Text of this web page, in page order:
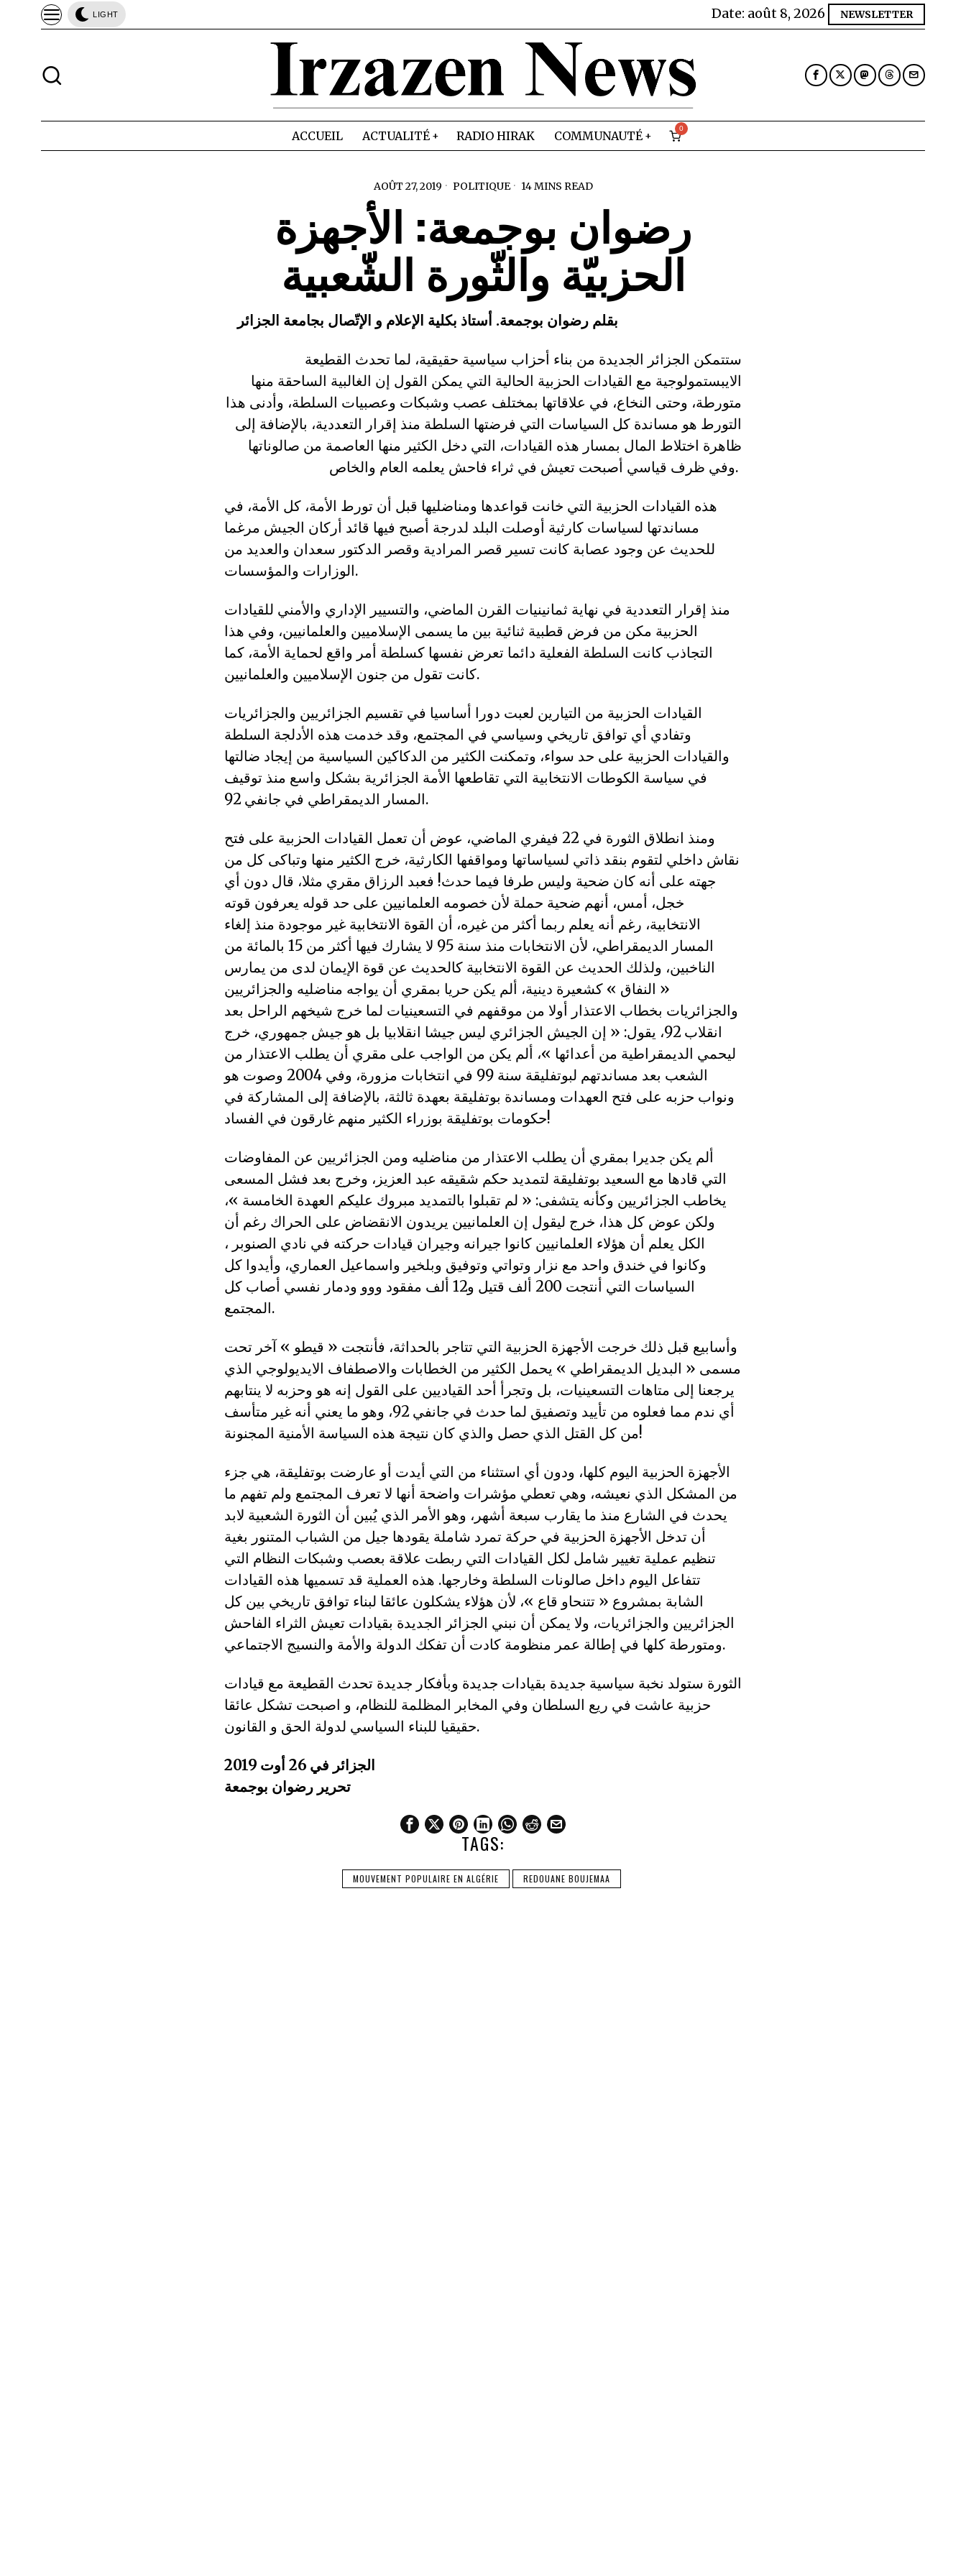
LIGHT Date: août 8, 2026 NEWSLETTER
ACCUEIL ACTUALITÉ RADIO HIRAK COMMUNAUTÉ
0
AOÛT 27, 2019 POLITIQUE 14 MINS READ
رضوان بوجمعة: الأجهزة
الحزبيّة والثّورة الشّعبية
بقلم رضوان بوجمعة. أستاذ بكلية الإعلام و الإتّصال بجامعة الجزائر
ستتمكن الجزائر الجديدة من بناء أحزاب سياسية حقيقية، لما تحدث القطيعة
الايبستمولوجية مع القيادات الحزبية الحالية التي يمكن القول إن الغالبية الساحقة منها
متورطة، وحتى النخاع، في علاقاتها بمختلف عصب وشبكات وعصبيات السلطة، وأدنى هذا
التورط هو مساندة كل السياسات التي فرضتها السلطة منذ إقرار التعددية، بالإضافة إلى
ظاهرة اختلاط المال بمسار هذه القيادات، التي دخل الكثير منها العاصمة من صالوناتها
وفي ظرف قياسي أصبحت تعيش في ثراء فاحش يعلمه العام والخاص.
هذه القيادات الحزبية التي خانت قواعدها ومناضليها قبل أن تورط الأمة، كل الأمة، في
مساندتها لسياسات كارثية أوصلت البلد لدرجة أصبح فيها قائد أركان الجيش مرغما
للحديث عن وجود عصابة كانت تسير قصر المرادية وقصر الدكتور سعدان والعديد من
الوزارات والمؤسسات.
منذ إقرار التعددية في نهاية ثمانينيات القرن الماضي، والتسيير الإداري والأمني للقيادات
الحزبية مكن من فرض قطبية ثنائية بين ما يسمى الإسلاميين والعلمانيين، وفي هذا
التجاذب كانت السلطة الفعلية دائما تعرض نفسها كسلطة أمر واقع لحماية الأمة، كما
كانت تقول من جنون الإسلاميين والعلمانيين.
القيادات الحزبية من التيارين لعبت دورا أساسيا في تقسيم الجزائريين والجزائريات
وتفادي أي توافق تاريخي وسياسي في المجتمع، وقد خدمت هذه الأدلجة السلطة
والقيادات الحزبية على حد سواء، وتمكنت الكثير من الدكاكين السياسية من إيجاد ضالتها
في سياسة الكوطات الانتخابية التي تقاطعها الأمة الجزائرية بشكل واسع منذ توقيف
المسار الديمقراطي في جانفي 92.
ومنذ انطلاق الثورة في 22 فيفري الماضي، عوض أن تعمل القيادات الحزبية على فتح
نقاش داخلي لتقوم بنقد ذاتي لسياساتها ومواقفها الكارثية، خرج الكثير منها وتباكى كل من
جهته على أنه كان ضحية وليس طرفا فيما حدث! فعبد الرزاق مقري مثلا، قال دون أي
خجل، أمس، أنهم ضحية حملة لأن خصومه العلمانيين على حد قوله يعرفون قوته
الانتخابية، رغم أنه يعلم ربما أكثر من غيره، أن القوة الانتخابية غير موجودة منذ إلغاء
المسار الديمقراطي، لأن الانتخابات منذ سنة 95 لا يشارك فيها أكثر من 15 بالمائة من
الناخبين، ولذلك الحديث عن القوة الانتخابية كالحديث عن قوة الإيمان لدى من يمارس
« النفاق » كشعيرة دينية، ألم يكن حريا بمقري أن يواجه مناضليه والجزائريين
والجزائريات بخطاب الاعتذار أولا من موقفهم في التسعينيات لما خرج شيخهم الراحل بعد
انقلاب 92، يقول: « إن الجيش الجزائري ليس جيشا انقلابيا بل هو جيش جمهوري، خرج
ليحمي الديمقراطية من أعدائها »، ألم يكن من الواجب على مقري أن يطلب الاعتذار من
الشعب بعد مساندتهم لبوتفليقة سنة 99 في انتخابات مزورة، وفي 2004 وصوت هو
ونواب حزبه على فتح العهدات ومساندة بوتفليقة بعهدة ثالثة، بالإضافة إلى المشاركة في
حكومات بوتفليقة بوزراء الكثير منهم غارقون في الفساد!
ألم يكن جديرا بمقري أن يطلب الاعتذار من مناضليه ومن الجزائريين عن المفاوضات
التي قادها مع السعيد بوتفليقة لتمديد حكم شقيقه عبد العزيز، وخرج بعد فشل المسعى
يخاطب الجزائريين وكأنه يتشفى: « لم تقبلوا بالتمديد مبروك عليكم العهدة الخامسة »،
ولكن عوض كل هذا، خرج ليقول إن العلمانيين يريدون الانقضاض على الحراك رغم أن
الكل يعلم أن هؤلاء العلمانيين كانوا جيرانه وجيران قيادات حركته في نادي الصنوبر ،
وكانوا في خندق واحد مع نزار وتواتي وتوفيق وبلخير واسماعيل العماري، وأيدوا كل
السياسات التي أنتجت 200 ألف قتيل و12 ألف مفقود ووو ودمار نفسي أصاب كل
المجتمع.
وأسابيع قبل ذلك خرجت الأجهزة الحزبية التي تتاجر بالحداثة، فأنتجت « قيطو » آخر تحت
مسمى « البديل الديمقراطي » يحمل الكثير من الخطابات والاصطفاف الايديولوجي الذي
يرجعنا إلى متاهات التسعينيات، بل وتجرأ أحد القياديين على القول إنه هو وحزبه لا ينتابهم
أي ندم مما فعلوه من تأييد وتصفيق لما حدث في جانفي 92، وهو ما يعني أنه غير متأسف
من كل القتل الذي حصل والذي كان نتيجة هذه السياسة الأمنية المجنونة!
الأجهزة الحزبية اليوم كلها، ودون أي استثناء من التي أيدت أو عارضت بوتفليقة، هي جزء
من المشكل الذي نعيشه، وهي تعطي مؤشرات واضحة أنها لا تعرف المجتمع ولم تفهم ما
يحدث في الشارع منذ ما يقارب سبعة أشهر، وهو الأمر الذي يُبين أن الثورة الشعبية لابد
أن تدخل الأجهزة الحزبية في حركة تمرد شاملة يقودها جيل من الشباب المتنور بغية
تنظيم عملية تغيير شامل لكل القيادات التي ربطت علاقة بعصب وشبكات النظام التي
تتفاعل اليوم داخل صالونات السلطة وخارجها. هذه العملية قد تسميها هذه القيادات
الشابة بمشروع « تتنحاو قاع »، لأن هؤلاء يشكلون عائقا لبناء توافق تاريخي بين كل
الجزائريين والجزائريات، ولا يمكن أن نبني الجزائر الجديدة بقيادات تعيش الثراء الفاحش
ومتورطة كلها في إطالة عمر منظومة كادت أن تفكك الدولة والأمة والنسيج الاجتماعي.
الثورة ستولد نخبة سياسية جديدة بقيادات جديدة وبأفكار جديدة تحدث القطيعة مع قيادات
حزبية عاشت في ريع السلطان وفي المخابر المظلمة للنظام، و اصبحت تشكل عائقا
حقيقيا للبناء السياسي لدولة الحق و القانون.
تحرير رضوان بوجمعة
TAGS:
MOUVEMENT POPULAIRE EN ALGÉRIE REDOUANE BOUJEMAA